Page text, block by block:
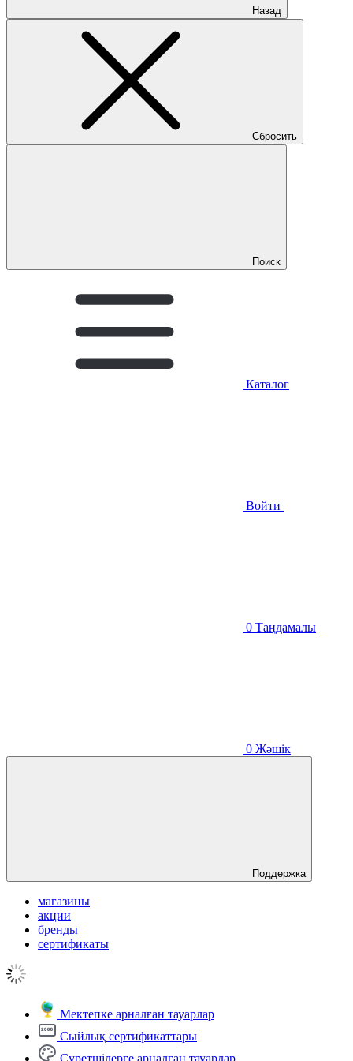
Назад
Сбросить
Поиск
Каталог
Войти
0 Таңдамалы
0 Жәшік
Поддержка
магазины
акции
бренды
сертификаты
Мектепке арналған тауарлар
Сыйлық сертификаттары
Суретшілерге арналған тауарлар